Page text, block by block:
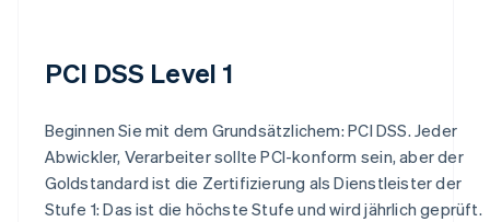
PCI DSS Level 1
Beginnen Sie mit dem Grundsätzlichem: PCI DSS. Jeder
Abwickler, Verarbeiter sollte PCI-konform sein, aber der
Goldstandard ist die Zertifizierung als Dienstleister der
Stufe 1: Das ist die höchste Stufe und wird jährlich geprüft.